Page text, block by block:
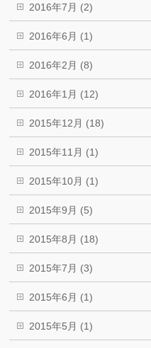
2016年7月 (2)
2016年6月 (1)
2016年2月 (8)
2016年1月 (12)
2015年12月 (18)
2015年11月 (1)
2015年10月 (1)
2015年9月 (5)
2015年8月 (18)
2015年7月 (3)
2015年6月 (1)
2015年5月 (1)